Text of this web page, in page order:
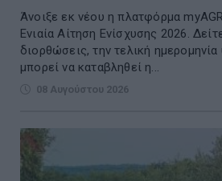
Άνοιξε εκ νέου η πλατφόρμα
Ενιαία Αίτηση Ενίσχυσης 2026.
διορθώσεις, την τελική
μπορεί να καταβληθεί η...
08 Αυγούστου 2026